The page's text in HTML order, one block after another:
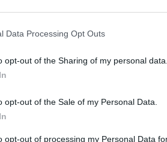
Data Processing Opt Outs
opt-out of the Sharing of my personal data.
opt-out of the Sale of my Personal Data.
opt-out of processing my Personal Data
szóló közbeszédnek”
kezdte meg működését. Az egyes
Ám pontosan ez a lendület az,
a kezeléséhez igyekszem az